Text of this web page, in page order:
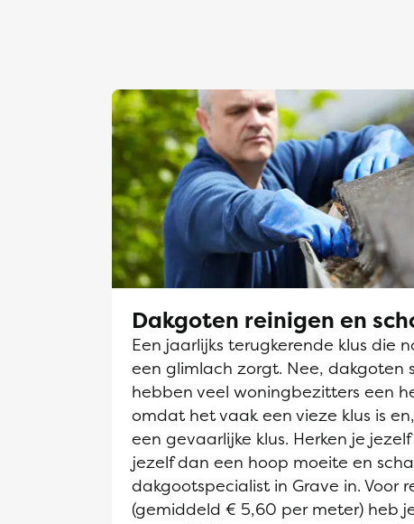
Dakgoten reinigen en
Een jaarlijks terugkerende klus die
een glimlach zorgt. Nee, dakgoten
hebben veel woningbezitters een
omdat het vaak een vieze klus is
een gevaarlijke klus. Herken je
jezelf dan een hoop moeite en
dakgootspecialist in Grave in. Voor
(gemiddeld € 5,60 per meter) heb